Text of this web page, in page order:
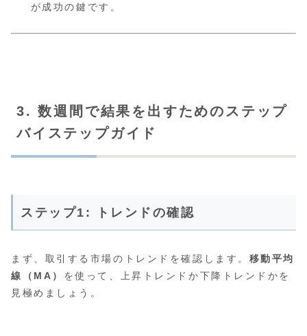
が成功の鍵です。
3. 数週間で結果を出すためのステップ
バイステップガイド
ステップ1: トレンドの確認
まず、取引する市場のトレンドを確認します。 移動平均
線（MA） を使って、上昇トレンドか下降トレンドかを
見極めましょう。